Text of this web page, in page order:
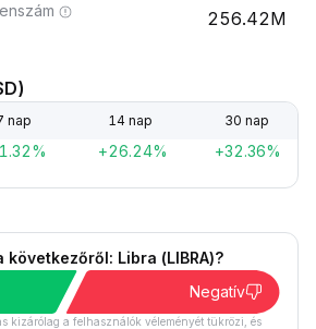
256.42M
nap 14 nap 30 nap
+26.24% +32.36%
következőről: Libra (LIBRA)?
Negatív
kizárólag a felhasználók véleményét tükrözi, és